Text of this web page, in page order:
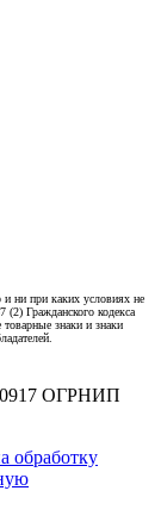
и ни при каких условиях не
Гражданского кодекса
знаки и знаки
ОГРНИП
обработку